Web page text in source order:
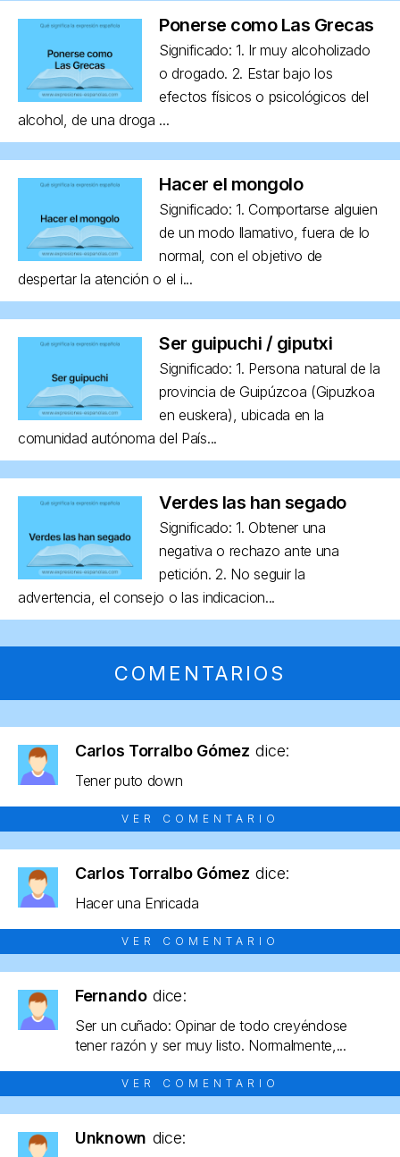
Ponerse como Las Grecas
Significado: 1. Ir muy alcoholizado
o drogado. 2. Estar bajo los
efectos físicos o psicológicos del
alcohol, de una droga ...
Hacer el mongolo
Significado: 1. Comportarse alguien
de un modo llamativo, fuera de lo
normal, con el objetivo de
despertar la atención o el i...
Ser guipuchi / giputxi
Significado: 1. Persona natural de la
provincia de Guipúzcoa (Gipuzkoa
en euskera), ubicada en la
comunidad autónoma del País...
Verdes las han segado
Significado: 1. Obtener una
negativa o rechazo ante una
petición. 2. No seguir la
advertencia, el consejo o las indicacion...
COMENTARIOS
Carlos Torralbo Gómez dice:
Tener puto down
VER COMENTARIO
Carlos Torralbo Gómez dice:
Hacer una Enricada
VER COMENTARIO
Fernando dice:
Ser un cuñado: Opinar de todo creyéndose
tener razón y ser muy listo. Normalmente,...
VER COMENTARIO
Unknown dice: